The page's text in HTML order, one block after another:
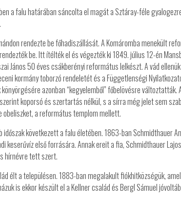
a falu határában sáncolta el magát a Sztáray-féle
rendezte be főhadiszállását. A Komáromba menekült
be. Itt ítélték el és végezték ki 1849. július 12-én
János 50 éves csákberényi református lelkészt. A vád
kormány toborzó rendeletét és a Függetlenségi
azonban “kegyelemből” főbelövésre
koporsó és szertartás nélkül, s a sírra még jelet sem
obeliszket, a református templom mellett.
következett a falu életében. 1863-ban Schmidthauer
keserűvíz első forrására. Annak ereit a fia, Schmidthauer
hírnévre tett szert.
élt a településen. 1883-ban megalakult fiókhitközségük,
is ekkor készült el a Kellner család és Bergl Sámuel